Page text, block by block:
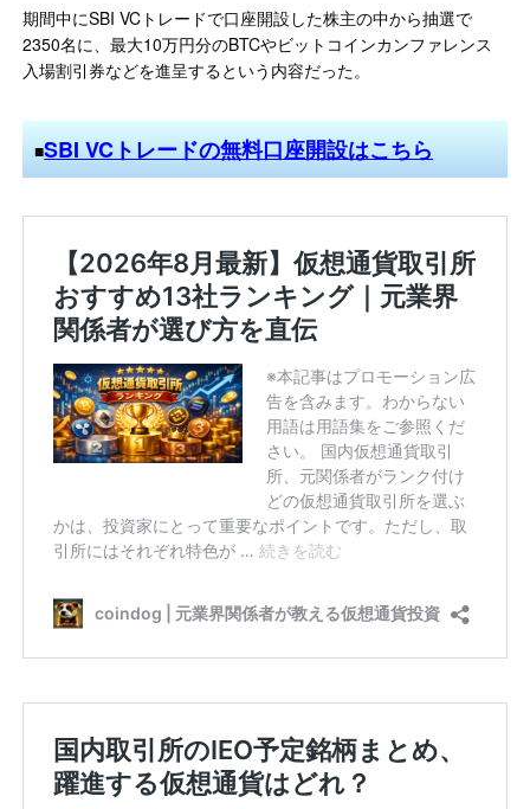
期間中にSBI VCトレードで口座開設した株主の中から抽選で
2350名に、最大10万円分のBTCやビットコインカンファレンス
入場割引券などを進呈するという内容だった。
■SBI VCトレードの無料口座開設はこちら